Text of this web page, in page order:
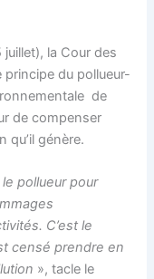
la Cour des
du pollueur-
de
de compenser
qu’il génère.
pollueur pour
C’est le
censé prendre en
», tacle le